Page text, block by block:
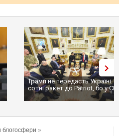
Трамп не передасть Україні
сотні ракет до Patriot, бо у
...
блогосфери »